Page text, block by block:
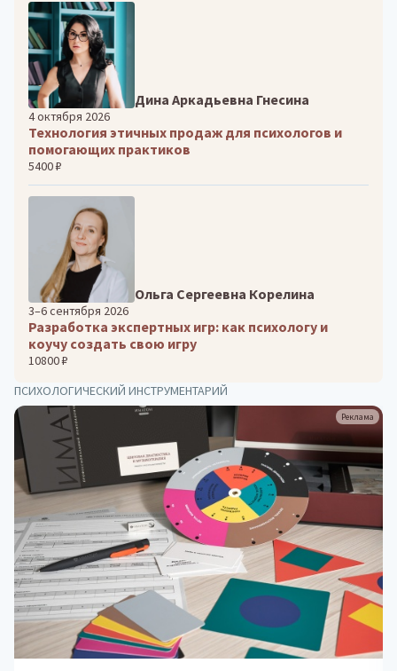
Дина Аркадьевна Гнесина
4 октября 2026
Технология этичных продаж для психологов и
помогающих практиков
5400 ₽
Ольга Сергеевна Корелина
3–6 сентября 2026
Разработка экспертных игр: как психологу и
коучу создать свою игру
10800 ₽
ПСИХОЛОГИЧЕСКИЙ ИНСТРУМЕНТАРИЙ
Реклама